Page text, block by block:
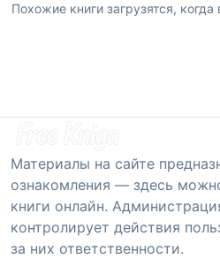
Похожие книги загрузятся,
Материалы на сайте
ознакомления — здесь
книги онлайн.
контролирует действия
за них ответственности.